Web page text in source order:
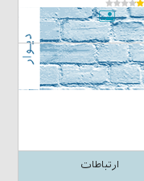
ارتباطات